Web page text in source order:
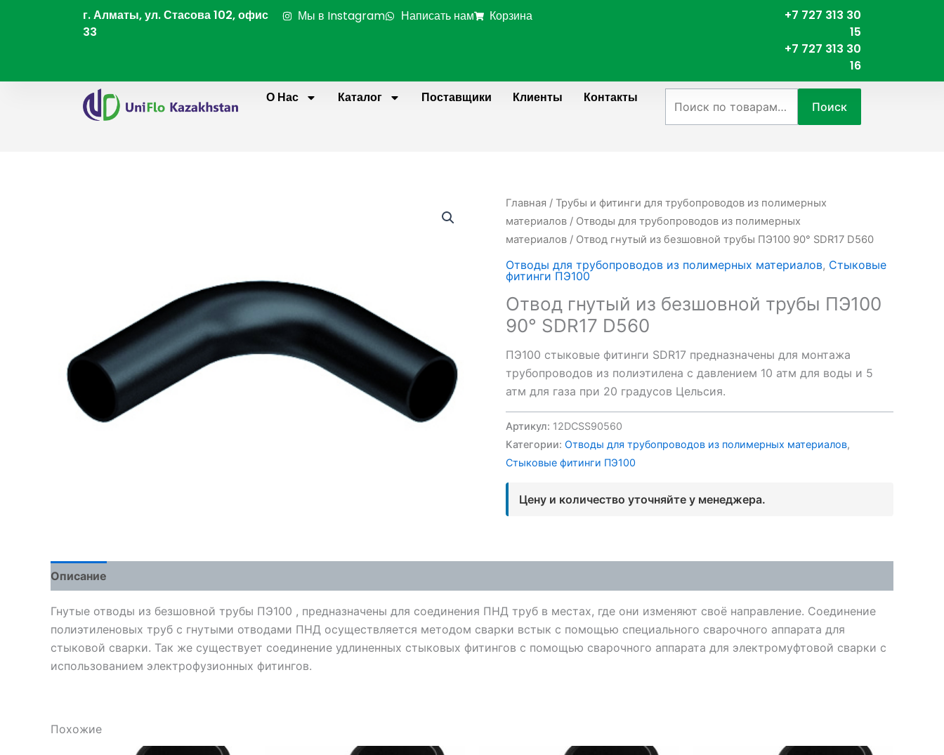
г. Алматы, ул. Стасова 102, офис
33
Мы в Instagram Написать нам Корзина
+7 727 313 30
15
+7 727 313 30
16
О Нас
Каталог Поставщики Клиенты Контакты
Поиск
Главная / Трубы и фитинги для трубопроводов из полимерных
материалов / Отводы для трубопроводов из полимерных
материалов / Отвод гнутый из безшовной трубы ПЭ100 90° SDR17 D560
Отводы для трубопроводов из полимерных материалов, Стыковые
фитинги ПЭ100
Отвод гнутый из безшовной трубы ПЭ100
90° SDR17 D560
ПЭ100 стыковые фитинги SDR17 предназначены для монтажа
трубопроводов из полиэтилена с давлением 10 атм для воды и 5
атм для газа при 20 градусов Цельсия.
Артикул: 12DCSS90560
Категории: Отводы для трубопроводов из полимерных материалов,
Стыковые фитинги ПЭ100
Цену и количество уточняйте у менеджера.
Описание
Гнутые отводы из безшовной трубы ПЭ100 , предназначены для соединения ПНД труб в местах, где они изменяют своё направление. Соединение
полиэтиленовых труб с гнутыми отводами ПНД осуществляется методом сварки встык с помощью специального сварочного аппарата для
стыковой сварки. Так же существует соединение удлиненных стыковых фитингов с помощью сварочного аппарата для электромуфтовой сварки с
использованием электрофузионных фитингов.
Похожие